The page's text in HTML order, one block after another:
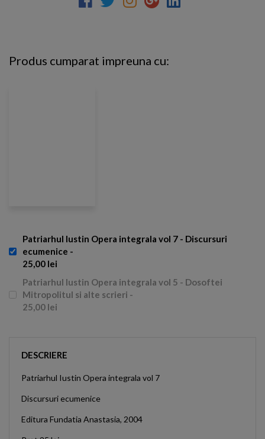
Produs cumparat impreuna cu:
Patriarhul Iustin Opera integrala vol 7 - Discursuri
ecumenice -
25,00 lei
Patriarhul Iustin Opera integrala vol 5 - Dosoftei
Mitropolitul si alte scrieri -
25,00 lei
DESCRIERE
Patriarhul Iustin Opera integrala vol 7
Discursuri ecumenice
Editura Fundatia Anastasia, 2004